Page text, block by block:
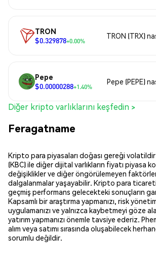
TRON
$0.329878+0.00%
TRON (TRX)
Pepe
$0.00000288+1.40%
Pepe (PEPE)
Diğer kripto varlıklarını keşfedin >
Feragatname
Kripto para piyasaları doğası gereği
(KBC) ile diğer dijital varlıkların fiyatı piyasa
değişiklikler ve diğer öngörülemeyen
dalgalanmalar yaşayabilir. Kripto para
geçmiş performans gelecekteki sonuçların
Kapsamlı bir araştırma yapmanızı, risk
uygulamanızı ve yalnızca kaybetmeyi göze
yatırım yapmanızı önemle tavsiye ederiz.
alım veya satımı sırasında oluşabilecek
sorumlu değildir.